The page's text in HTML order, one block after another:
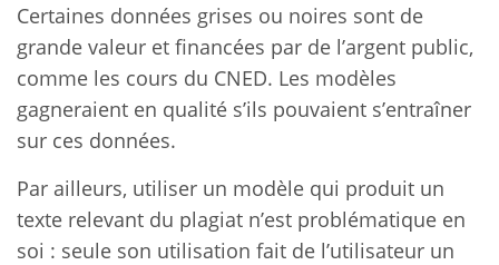
Certaines données grises ou noires sont de
grande valeur et financées par de l’argent public,
comme les cours du CNED. Les modèles
gagneraient en qualité s’ils pouvaient s’entraîner
sur ces données.
Par ailleurs, utiliser un modèle qui produit un
texte relevant du plagiat n’est problématique en
soi : seule son utilisation fait de l’utilisateur un